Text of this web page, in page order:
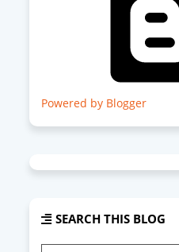
Powered by Blogger
SEARCH THIS BLOG